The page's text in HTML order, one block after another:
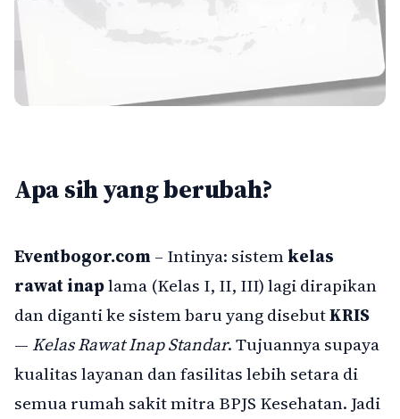
Apa sih yang berubah?
Eventbogor.com– Intinya: sistemkelas
rawat inaplama (Kelas I, II, III) lagi dirapikan
dan diganti ke sistem baru yang disebutKRIS
— Kelas Rawat Inap Standar. Tujuannya supaya
kualitas layanan dan fasilitas lebih setara di
semua rumah sakit mitra BPJS Kesehatan. Jadi